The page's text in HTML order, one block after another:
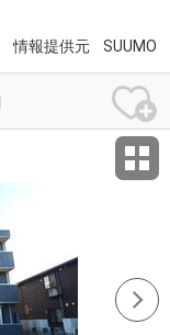
情報提供元 SUUMO